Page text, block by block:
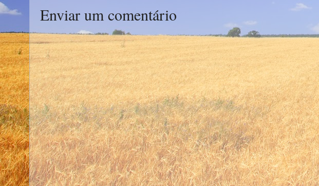
Enviar um comentário